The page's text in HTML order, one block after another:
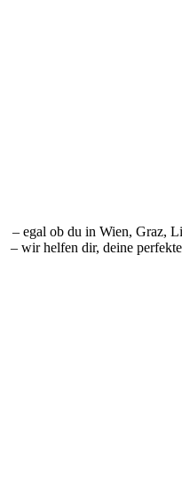
– egal ob du in Wien, Graz,
– wir helfen dir, deine